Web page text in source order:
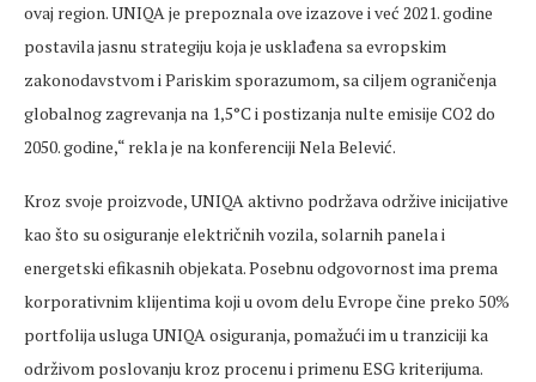
ovaj region. UNIQA je prepoznala ove izazove i već 2021. godine
postavila jasnu strategiju koja je usklađena sa evropskim
zakonodavstvom i Pariskim sporazumom, sa ciljem ograničenja
globalnog zagrevanja na 1,5°C i postizanja nulte emisije CO2 do
2050. godine,“ rekla je na konferenciji Nela Belević.
Kroz svoje proizvode, UNIQA aktivno podržava održive inicijative
kao što su osiguranje električnih vozila, solarnih panela i
energetski efikasnih objekata. Posebnu odgovornost ima prema
korporativnim klijentima koji u ovom delu Evrope čine preko 50%
portfolija usluga UNIQA osiguranja, pomažući im u tranziciji ka
održivom poslovanju kroz procenu i primenu ESG kriterijuma.